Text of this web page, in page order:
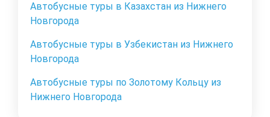
Автобусные туры в Казахстан из Нижнего
Новгорода
Автобусные туры в Узбекистан из Нижнего
Новгорода
Автобусные туры по Золотому Кольцу из
Нижнего Новгорода